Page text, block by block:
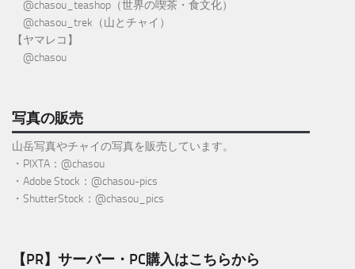
@chasou_teashop （世界の喫茶・食文化）
@chasou_trek （山とチャイ）
【ヤマレコ】
@chasou
写真の販売
山岳写真やチャイの写真を販売しています。
・PIXTA：@chasou
・Adobe Stock：@chasou-pics
・ShutterStock：@chasou_pics
【PR】サーバー・PC購入はこちらから